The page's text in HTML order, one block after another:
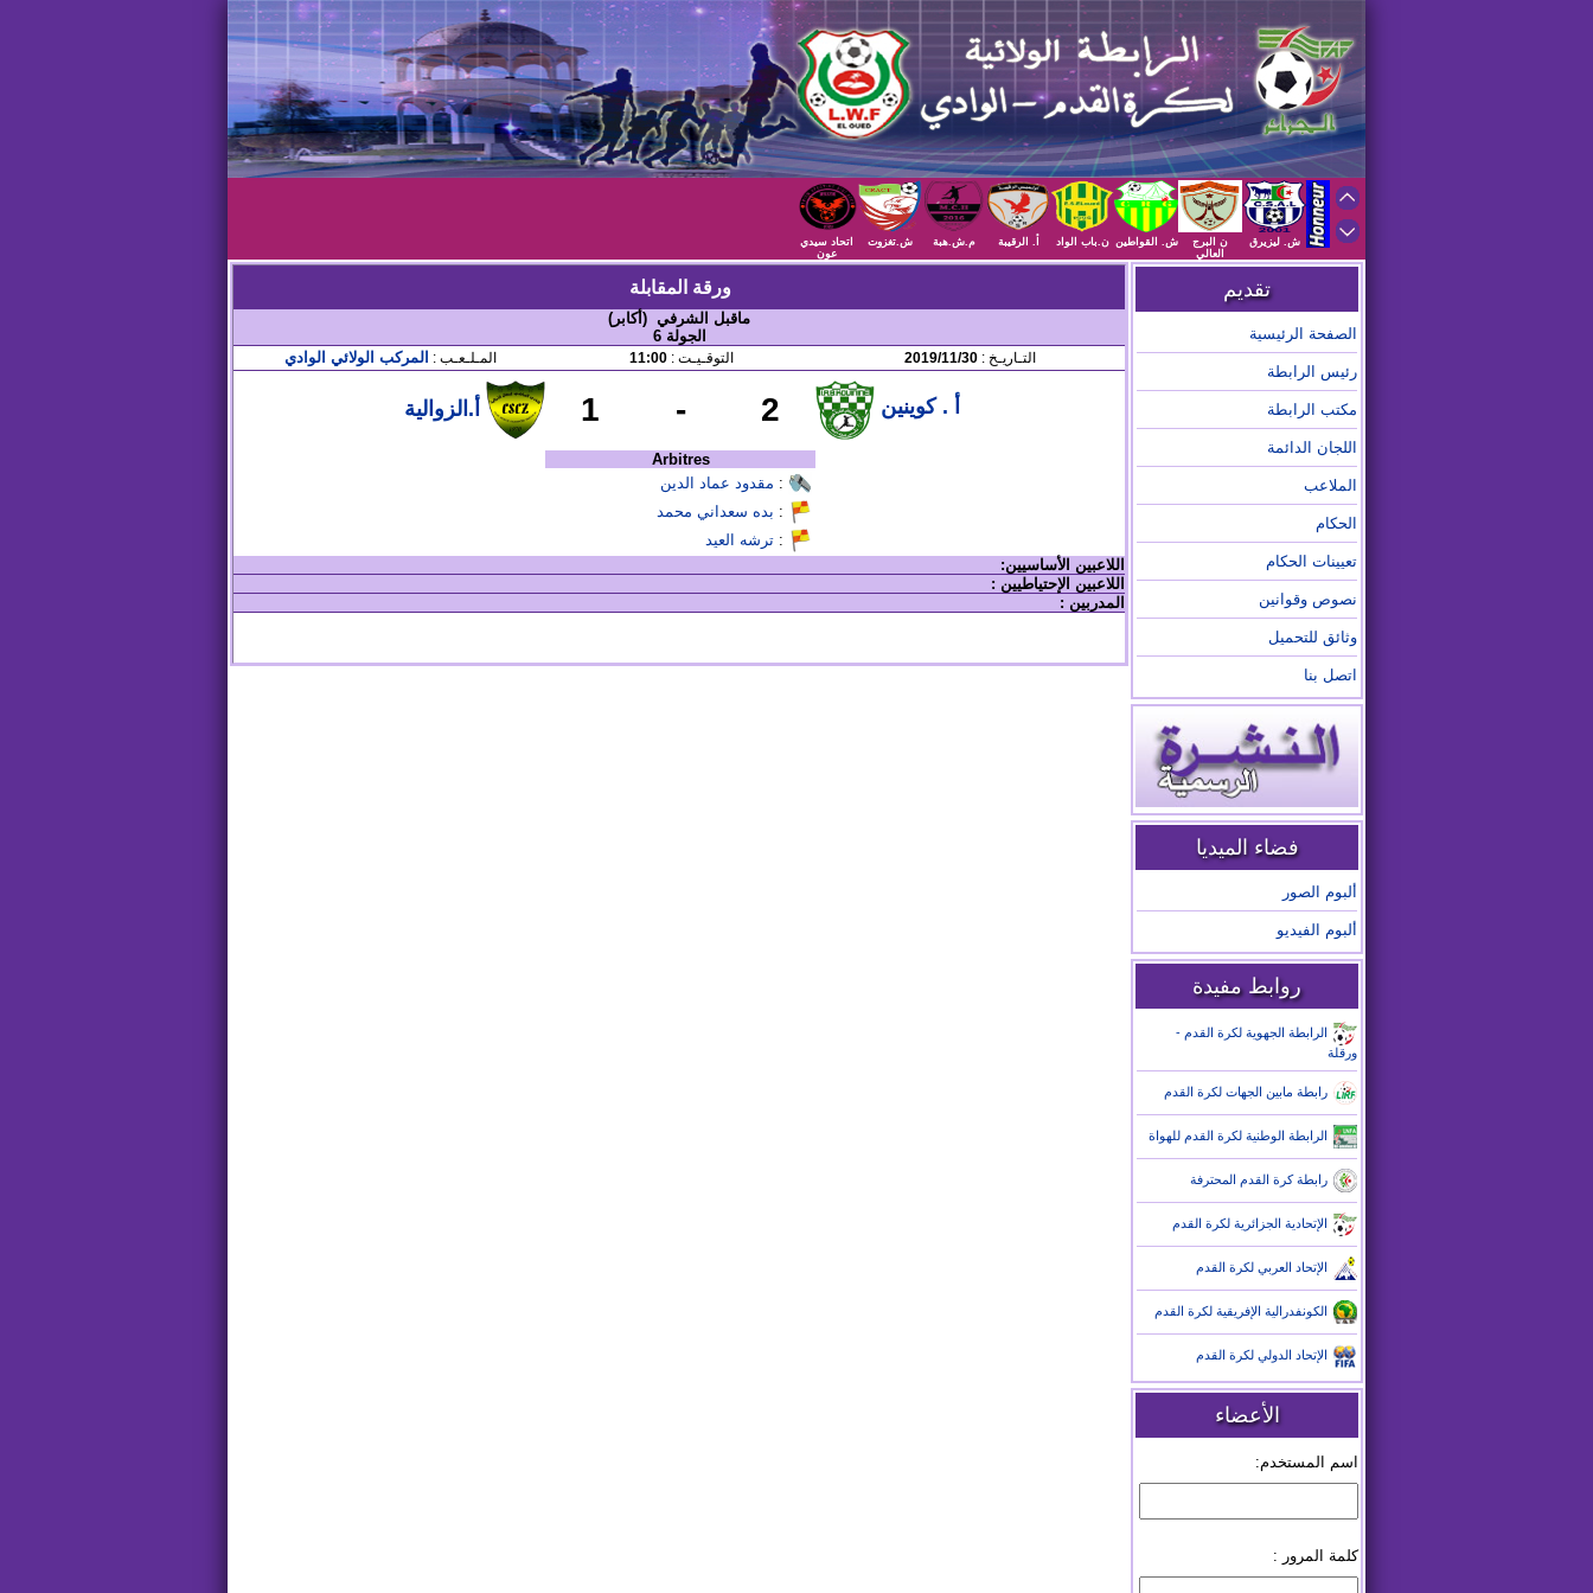
ش. ليزيرق
ن البرج
العالي
ش. القواطين ن.باب الواد أ. الرقيبة م.ش.هبة ش.تغزوت
اتحاد سيدي
عون
تقديم
الصفحة الرئيسية
رئيس الرابطة
مكتب الرابطة
اللجان الدائمة
الملاعب
الحكام
تعيينات الحكام
نصوص وقوانين
وثائق للتحميل
اتصل بنا
فضاء الميديا
ألبوم الصور
ألبوم الفيديو
روابط مفيدة
الرابطة الجهوية لكرة القدم -
ورقلة
رابطة مابين الجهات لكرة القدم
الرابطة الوطنية لكرة القدم للهواة
رابطة كرة القدم المحترفة
الإتحادية الجزائرية لكرة القدم
الإتحاد العربي لكرة القدم
الكونفدرالية الإفريقية لكرة القدم
الإتحاد الدولي لكرة القدم
الأعضاء
اسم المستخدم:
كلمة المرور :
ورقة المقابلة
ماقبل الشرفي (أكابر)
الجولة 6
التـاريـخ : 2019/11/30 التوقـيـت : 11:00 المـلـعـب : المركب الولائي الوادي
أ . كوينين 2
-
1 أ.الزوالية
Arbitres
: مقدود عماد الدين
: بده سعداني محمد
: ترشه العيد
اللاعبين الأساسيين:
اللاعبين الإحتياطيين :
المدربين :